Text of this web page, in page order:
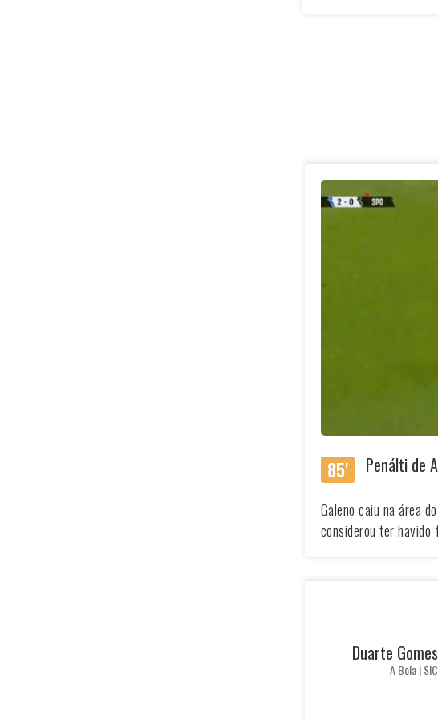
85' Penálti de
Galeno caiu na área
considerou ter
Duarte Gomes
A Bola | SIC